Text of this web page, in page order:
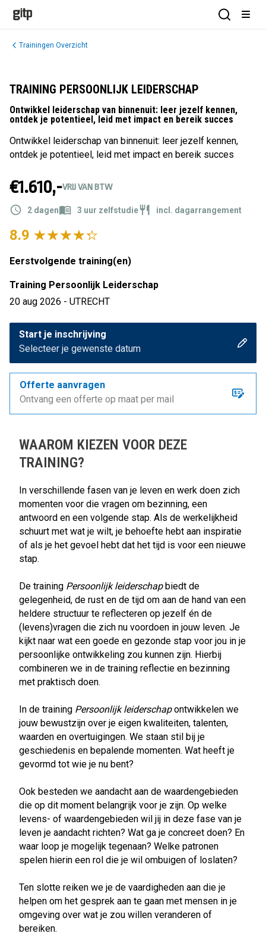
GITP
Open
Trainingen Overzicht
TRAINING PERSOONLIJK LEIDERSCHAP
Ontwikkel leiderschap van binnenuit: leer jezelf kennen,
ontdek je potentieel, leid met impact en bereik succes
Ontwikkel leiderschap van binnenuit: leer jezelf kennen,
ontdek je potentieel, leid met impact en bereik succes
€1.610,-VRIJ VAN BTW
2 dagen 3 uur zelfstudie incl. dagarrangement
8.9
Eerstvolgende training(en)
Training Persoonlijk Leiderschap
20 aug 2026 - UTRECHT
Start je inschrijving
Selecteer je gewenste datum
Offerte aanvragen
Ontvang een offerte op maat per mail
WAAROM KIEZEN VOOR DEZE
TRAINING?
In verschillende fasen van je leven en werk doen zich
momenten voor die vragen om bezinning, een
antwoord en een volgende stap. Als de werkelijkheid
schuurt met wat je wilt, je behoefte hebt aan inspiratie
of als je het gevoel hebt dat het tijd is voor een nieuwe
stap.
De training Persoonlijk leiderschapbiedt de
gelegenheid, de rust en de tijd om aan de hand van een
heldere structuur te reflecteren op jezelf én de
(levens)vragen die zich nu voordoen in jouw leven. Je
kijkt naar wat een goede en gezonde stap voor jou in je
persoonlijke ontwikkeling zou kunnen zijn. Hierbij
combineren we in de training reflectie en bezinning
met praktisch doen.
In de training Persoonlijk leiderschapontwikkelen we
jouw bewustzijn over je eigen kwaliteiten, talenten,
waarden en overtuigingen. We staan stil bij je
geschiedenis en bepalende momenten. Wat heeft je
gevormd tot wie je nu bent?
Ook besteden we aandacht aan de waardengebieden
die op dit moment belangrijk voor je zijn. Op welke
levens- of waardengebieden wil jij in deze fase van je
leven je aandacht richten? Wat ga je concreet doen? En
waar loop je mogelijk tegenaan? Welke patronen
spelen hierin een rol die je wil ombuigen of loslaten?
Ten slotte reiken we je de vaardigheden aan die je
helpen om het gesprek aan te gaan met mensen in je
omgeving over wat je zou willen veranderen of
bereiken.